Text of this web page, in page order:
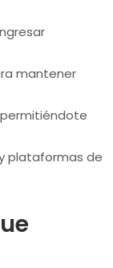
mantener
plataformas de